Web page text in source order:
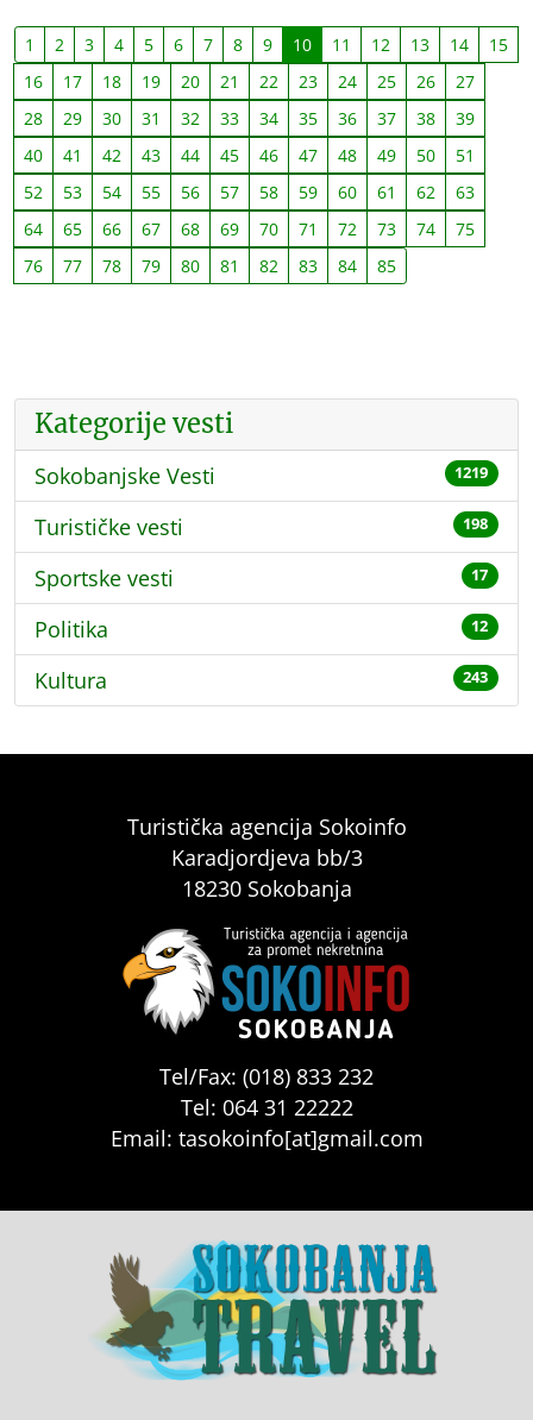
1 2 3 4 5 6 7 8 9 10 11 12 13 14
15
16
17 18 19 20 21 22 23 24 25 26
27
28
29 30 31 32 33 34 35 36 37 38
39
40
41 42 43 44 45 46 47 48 49 50
51
52
53 54 55 56 57 58 59 60 61 62
63
64
65 66 67 68 69 70 71 72 73 74
75
76
77 78 79 80 81 82 83 84 85
Kategorije vesti
Sokobanjske Vesti 1219
Turističke vesti 198
Sportske vesti 17
Politika 12
Kultura 243
Turistička agencija Sokoinfo
Karadjordjeva bb/3
18230 Sokobanja
Tel/Fax: (018) 833 232
Tel: 064 31 22222
Email: tasokoinfo[at]gmail.com